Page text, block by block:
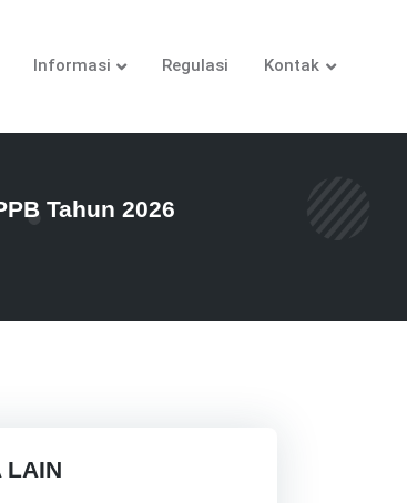
Informasi Regulasi Kontak
Tahun 2026
LAIN